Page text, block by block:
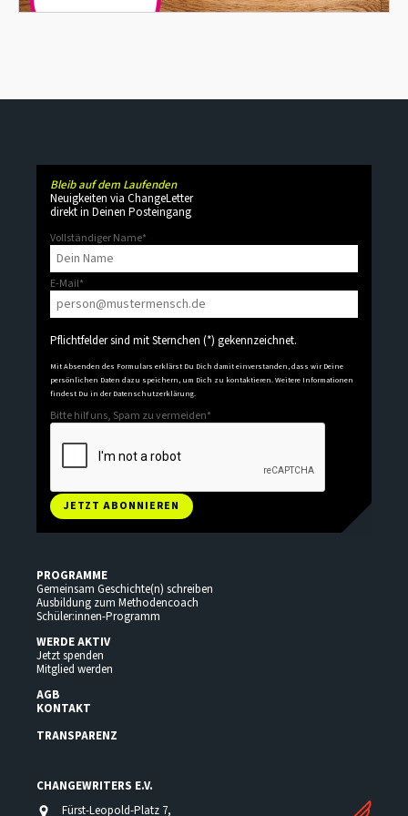
Bleib auf dem Laufenden
Neuigkeiten via ChangeLetter
direkt in Deinen Posteingang
Vollständiger Name*
E-Mail*
Pflichtfelder sind mit Sternchen (*) gekennzeichnet.
Mit Absenden des Formulars erklärst Du Dich damit einverstanden, dass wir Deine
persönlichen Daten dazu speichern, um Dich zu kontaktieren. Weitere Informationen
findest Du in derDatenschutzerklärung.
Bitte hilf uns, Spam zu vermeiden*
JETZT ABONNIEREN
PROGRAMME
Gemeinsam Geschichte(n) schreiben
Ausbildung zum Methodencoach
Schüler:innen-Programm
WERDE AKTIV
Jetzt spenden
Mitglied werden
AGB
KONTAKT
TRANSPARENZ
CHANGEWRITERS E.V.
Fürst-Leopold-Platz 7,